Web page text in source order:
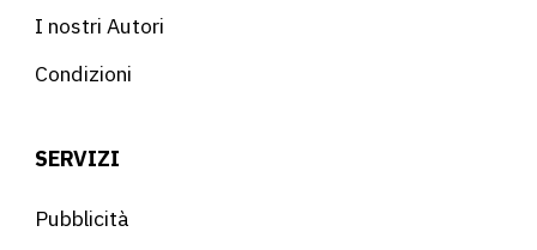
I nostri Autori
Condizioni
SERVIZI
Pubblicità